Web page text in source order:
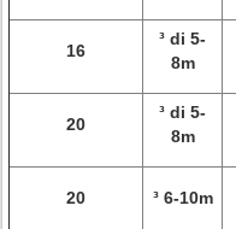
16
³ di 5-
8m
20
³ di 5-
8m
20 ³ 6-10m